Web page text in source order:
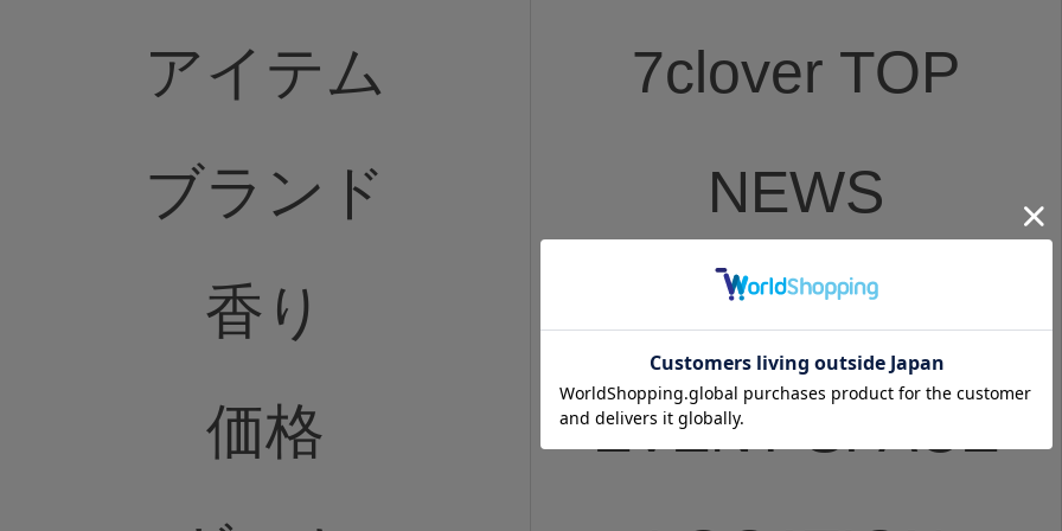
アイテム
ブランド
香り
価格
7clover TOP
NEWS
MENU
EVENT SPACE